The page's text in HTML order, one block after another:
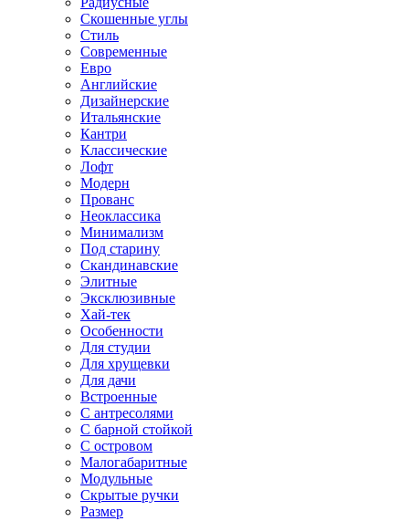
Скошенные углы
Стиль
Современные
Евро
Английские
Дизайнерские
Итальянские
Кантри
Классические
Лофт
Модерн
Прованс
Неоклассика
Минимализм
Под старину
Скандинавские
Элитные
Эксклюзивные
Хай-тек
Особенности
Для студии
Для хрущевки
Для дачи
Встроенные
С антресолями
С барной стойкой
С островом
Малогабаритные
Модульные
Скрытые ручки
Размер